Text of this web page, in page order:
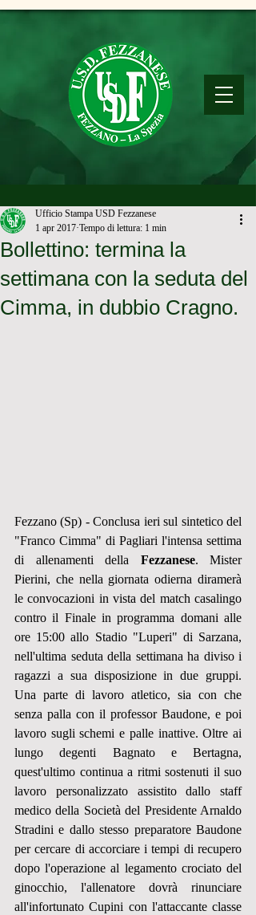
Bollettino: termina la
settimana con la seduta del
Cimma, in dubbio Cragno.
Ufficio Stampa USD Fezzanese
1 apr 2017 Tempo di lettura: 1 min
Fezzano (Sp) - Conclusa ieri sul sintetico del
"Franco Cimma" di Pagliari l'intensa settima
di allenamenti della Fezzanese. Mister
Pierini, che nella giornata odierna diramerà
le convocazioni in vista del match casalingo
contro il Finale in programma domani alle
ore 15:00 allo Stadio "Luperi" di Sarzana,
nell'ultima seduta della settimana ha diviso i
ragazzi a sua disposizione in due gruppi.
Una parte di lavoro atletico, sia con che
senza palla con il professor Baudone, e poi
lavoro sugli schemi e palle inattive. Oltre ai
lungo degenti Bagnato e Bertagna,
quest'ultimo continua a ritmi sostenuti il suo
lavoro personalizzato assistito dallo staff
medico della Società del Presidente Arnaldo
Stradini e dallo stesso preparatore Baudone
per cercare di accorciare i tempi di recupero
dopo l'operazione al legamento crociato del
ginocchio, l'allenatore dovrà rinunciare
all'infortunato Cupini con l'attaccante classe